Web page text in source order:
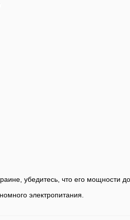
убедитесь, что его мощности
электропитания.